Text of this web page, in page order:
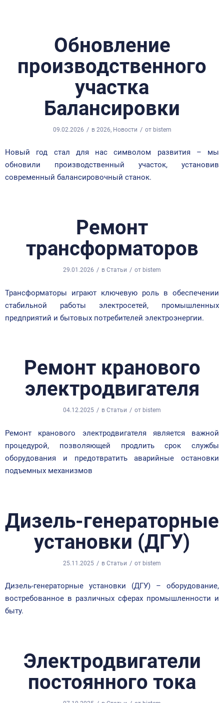
Обновление
производственного
участка
Балансировки
09.02.2026 / в 2026, Новости / от bistem
Новый год стал для нас символом развития – мы
обновили производственный участок, установив
современный балансировочный станок.
Ремонт
трансформаторов
29.01.2026 / в Статьи / от bistem
Трансформаторы играют ключевую роль в обеспечении
стабильной работы электросетей, промышленных
предприятий и бытовых потребителей электроэнергии.
Ремонт кранового
электродвигателя
04.12.2025 / в Статьи / от bistem
Ремонт кранового электродвигателя является важной
процедурой, позволяющей продлить срок службы
оборудования и предотвратить аварийные остановки
подъемных механизмов
Дизель-генераторные
установки (ДГУ)
25.11.2025 / в Статьи / от bistem
Дизель-генераторные установки (ДГУ) – оборудование,
востребованное в различных сферах промышленности и
быту.
Электродвигатели
постоянного тока